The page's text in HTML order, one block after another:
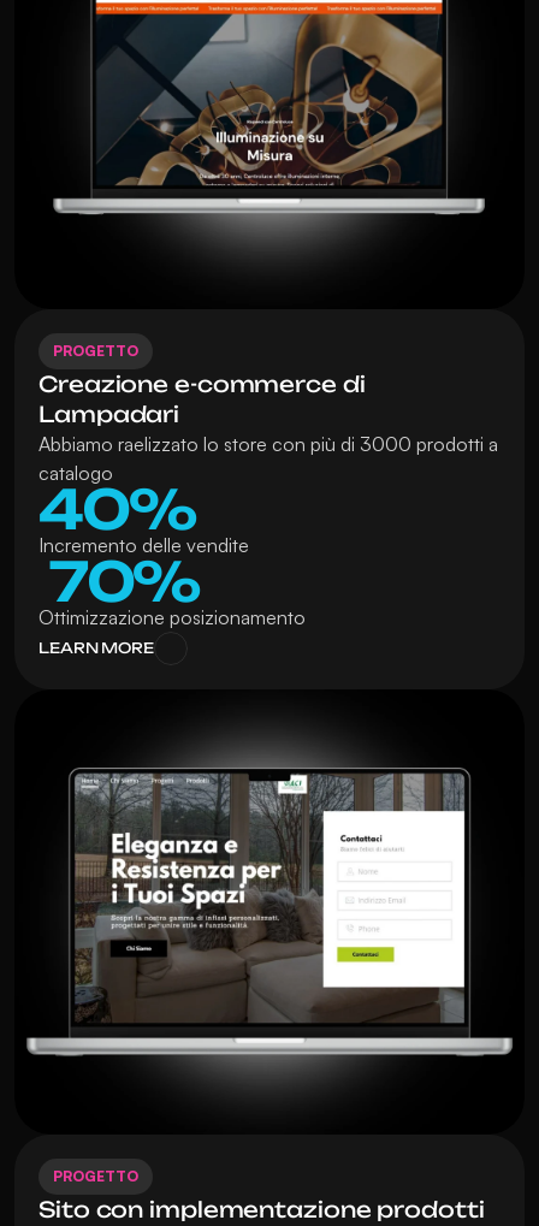
PROGETTO
Creazione e-commerce di
Lampadari
Abbiamo raelizzato lo store con più di 3000 prodotti a
catalogo
40%
Incremento delle vendite
70%
Ottimizzazione posizionamento
LEARN MORE
PROGETTO
Sito con implementazione prodotti